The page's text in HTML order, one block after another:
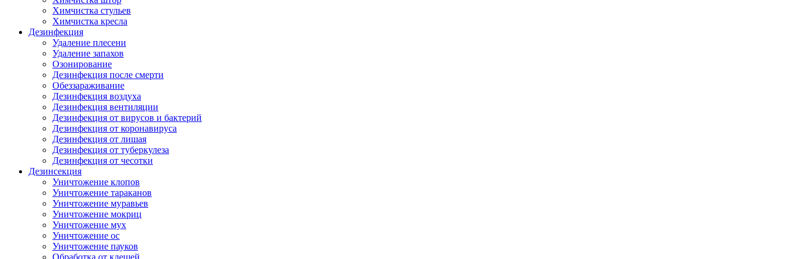
Химчистка стульев
Химчистка кресла
Дезинфекция
Удаление плесени
Удаление запахов
Озонирование
Дезинфекция после смерти
Обеззараживание
Дезинфекция воздуха
Дезинфекция вентиляции
Дезинфекция от вирусов и бактерий
Дезинфекция от коронавируса
Дезинфекция от лишая
Дезинфекция от туберкулеза
Дезинфекция от чесотки
Дезинсекция
Уничтожение клопов
Уничтожение тараканов
Уничтожение муравьев
Уничтожение мокриц
Уничтожение мух
Уничтожение ос
Уничтожение пауков
Обработка от клещей